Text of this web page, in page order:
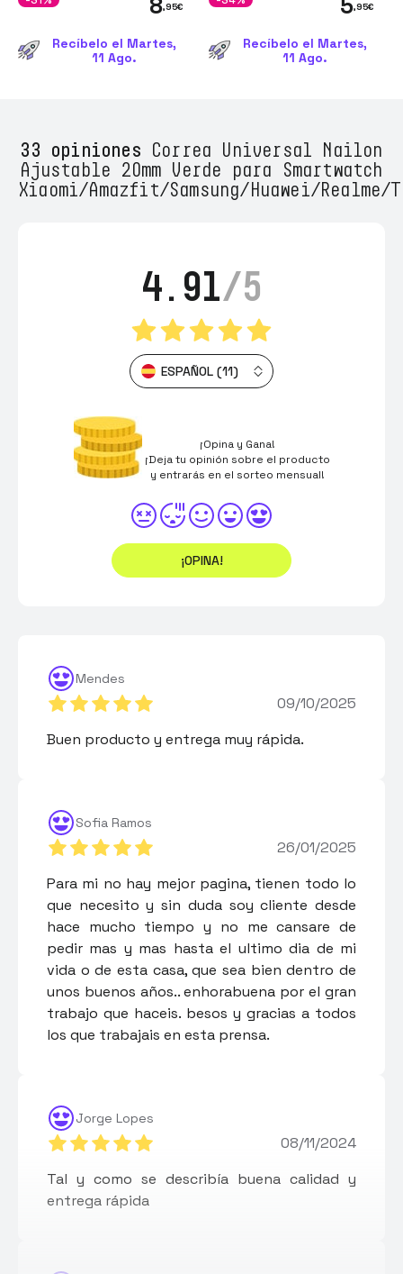
,95€
Recíbelo el Martes,
11 Ago.
,95€
Recíbelo el Martes,
11 Ago.
33 opiniones Correa Universal Nailon
Ajustable 20mm Verde para Smartwatch
Xiaomi/Amazfit/Samsung/Huawei/Realme/
4.91/5
ESPAÑOL (11)
¡Opina y Gana!
¡Deja tu opinión sobre el producto
y entrarás en el sorteo mensual!
¡OPINA!
Mendes
09/10/2025
Buen producto y entrega muy rápida.
Sofia Ramos
26/01/2025
Para mi no hay mejor pagina, tienen todo lo
que necesito y sin duda soy cliente desde
hace mucho tiempo y no me cansare de
pedir mas y mas hasta el ultimo dia de mi
vida o de esta casa, que sea bien dentro de
unos buenos años.. enhorabuena por el gran
trabajo que haceis. besos y gracias a todos
los que trabajais en esta prensa.
Jorge Lopes
08/11/2024
Tal y como se describía buena calidad y
entrega rápida